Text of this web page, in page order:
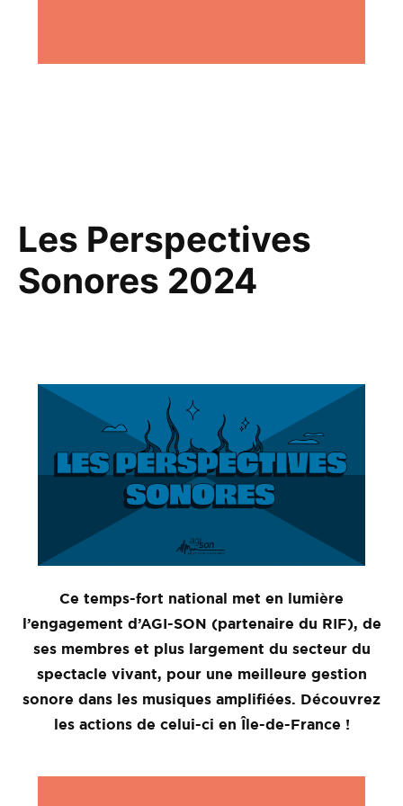
Les Perspectives
Sonores 2024
Ce temps-fort national met en lumière
l’engagement d’AGI-SON (partenaire du RIF), de
ses membres et plus largement du secteur du
spectacle vivant, pour une meilleure gestion
sonore dans les musiques amplifiées. Découvrez
les actions de celui-ci en Île-de-France !